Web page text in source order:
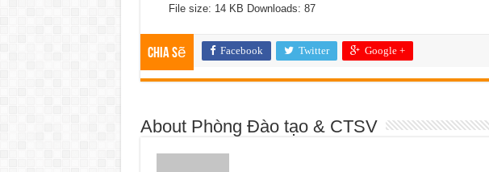
File size: 14 KB Downloads: 87
Chia sẽ Facebook Twitter Google +
About Phòng Đào tạo & CTSV